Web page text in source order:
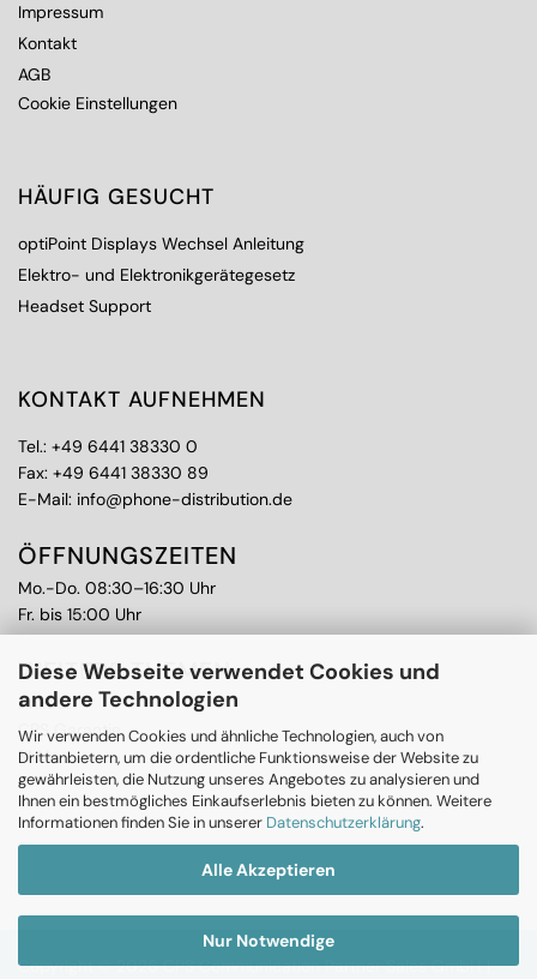
Diese Webseite verwendet Cookies und
andere Technologien
Wir verwenden Cookies und ähnliche Technologien, auch von
Drittanbietern, um die ordentliche Funktionsweise der Website zu
gewährleisten, die Nutzung unseres Angebotes zu analysieren und
Ihnen ein bestmögliches Einkaufserlebnis bieten zu können. Weitere
Informationen finden Sie in unserer Datenschutzerklärung.
Alle Akzeptieren
Nur Notwendige
Impressum
Kontakt
AGB
Cookie Einstellungen
HÄUFIG GESUCHT
optiPoint Displays Wechsel Anleitung
Elektro- und Elektronikgerätegesetz
Headset Support
KONTAKT AUFNEHMEN
Tel.: +49 6441 38330 0
Fax: +49 6441 38330 89
E-Mail: info@phone-distribution.de
ÖFFNUNGSZEITEN
Mo.-Do. 08:30–16:30 Uhr
Fr. bis 15:00 Uhr
WEITERE THEMEN
Ankauf
CPS Garantie
RMA
Copyright © 2026 CPS Communication Partner Sales GmbH |